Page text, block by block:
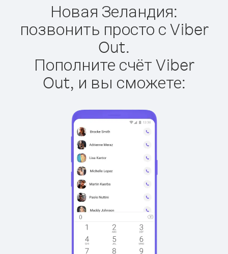
Новая Зеландия:
позвонить просто с Viber
Out.
Пополните счёт Viber
Out, и вы сможете: